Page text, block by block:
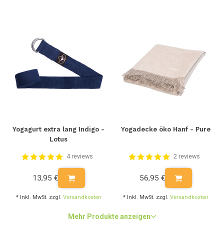
Yogagurt extra lang Indigo -
Lotus
4 reviews
13,95 €
* Inkl. MwSt. zzgl. Versandkosten
Yogadecke öko Hanf - Pure
2 reviews
56,95 €
* Inkl. MwSt. zzgl. Versandkosten
Mehr Produkte anzeigen